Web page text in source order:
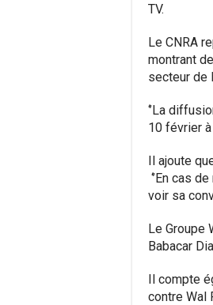
TV.
Le CNRA
montrant
secteur de
‘’La
10 février à
Il ajoute
‘’En cas
voir sa
Le Groupe
Babacar
Il compte
contre Wal